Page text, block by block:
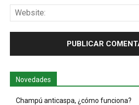
Novedades
Champú anticaspa, ¿cómo funciona?